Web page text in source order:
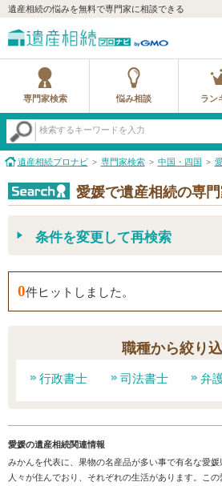
遺産相続の悩みを無料で専門家に相談できる
専門家検索 悩み相談 ラン
検索するキーワードを入力
遺産相続プロナビ 専門家検索 中国・四国
愛媛で遺産相続の専
条件を変更して再検索
0件ヒットしました。
職種から絞り
行政書士 司法書士 弁
愛媛の遺産相続関連情報
みかんを代表に、果物の名産品が多い事で有名な愛
人々が住んでおり、それぞれの生活があります。こ